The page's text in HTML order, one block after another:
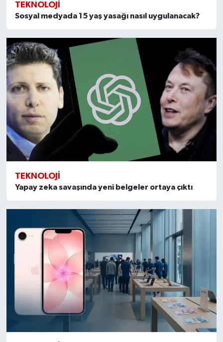
TEKNOLOJI
Sosyal medyada 15 yaş yasağı nasıl uygulanacak?
TEKNOLOJI
Yapay zeka savaşında yeni belgeler ortaya çıktı